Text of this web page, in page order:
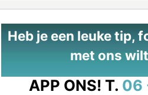
Heb je een leuke tip,
met ons
APP ONS! T. 06